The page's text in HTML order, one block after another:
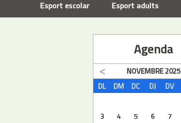
Esport escolar Esport adults
Agenda
NOVEMBRE2025
DL
DM DC DJ DV
3
4 5 6 7